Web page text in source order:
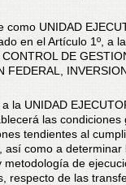
UNIDAD
en el Artículo 1º, a
DE
FEDERAL,
la UNIDAD
las
tendientes al
así como a
metodología de
respecto de las